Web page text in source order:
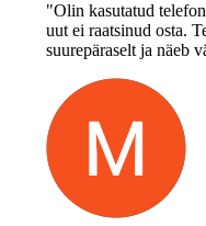
"Olin kasutatud
uut ei raatsinud osta.
suurepäraselt ja näeb